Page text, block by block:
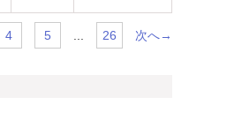
4 5 26 次へ→